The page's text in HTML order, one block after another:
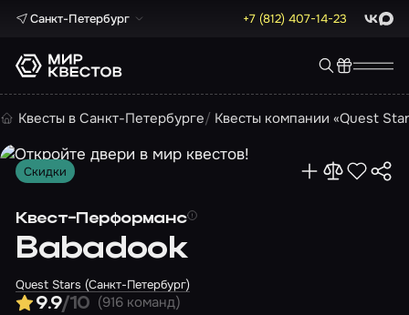
Санкт-Петербург +7 (812) 407-14-23 Max
Квесты в Санкт-Петербурге Квесты компании «Quest
Скидки
Квест-Перформанс
Babadook
Quest Stars (Санкт-Петербург)
9.9/10 (916 команд)